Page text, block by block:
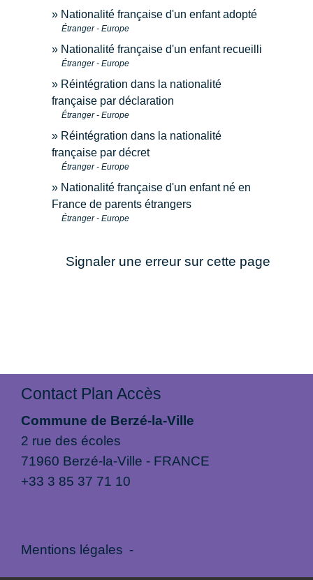
Nationalité française d'un enfant adopté
Étranger - Europe
Nationalité française d'un enfant recueilli
Étranger - Europe
Réintégration dans la nationalité
française par déclaration
Étranger - Europe
Réintégration dans la nationalité
française par décret
Étranger - Europe
Nationalité française d'un enfant né en
France de parents étrangers
Étranger - Europe
Signaler une erreur sur cette page
Contact Plan Accès
Commune de Berzé-la-Ville
2 rue des écoles
71960 Berzé-la-Ville - FRANCE
+33 3 85 37 71 10
Mentions légales -